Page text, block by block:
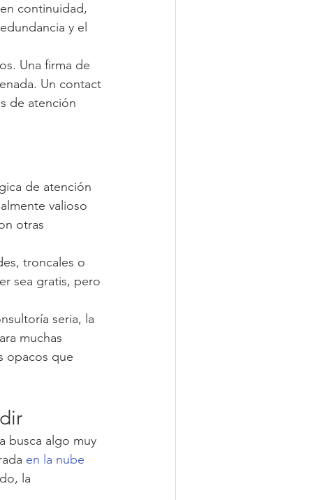
continuidad,
y el
Una firma de
Un contact
de atención
de atención
valioso
otras
troncales o
sea gratis, pero
seria, la
muchas
opacos que
busca algo muy
en la nube
la